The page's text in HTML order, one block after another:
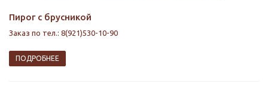
Пирог с брусникой
Заказ по тел.: 8(921)530-10-90
ПОДРОБНЕЕ